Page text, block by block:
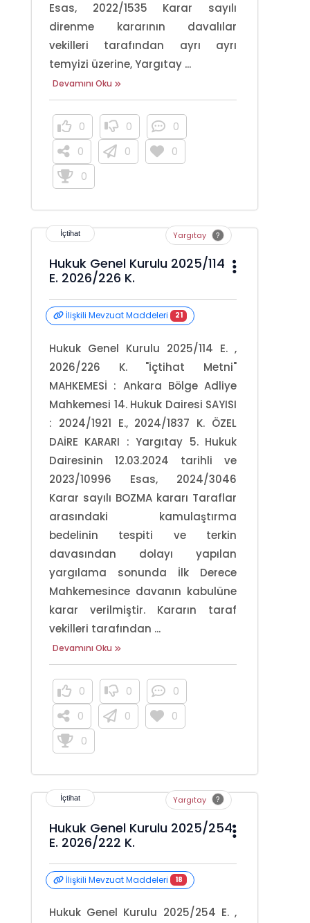
Esas, 2022/1535 Karar sayılı
direnme kararının davalılar
vekilleri tarafından ayrı ayrı
temyizi üzerine, Yargıtay ...
Devamını Oku
0 0
0
0
0
0
0
Yargıtay
Hukuk Genel Kurulu 2025/114
E. 2026/226 K.
İlişkili Mevzuat Maddeleri 21
Hukuk Genel Kurulu 2025/114 E. ,
2026/226 K. "İçtihat Metni"
MAHKEMESİ : Ankara Bölge Adliye
Mahkemesi 14. Hukuk Dairesi SAYISI
: 2024/1921 E., 2024/1837 K. ÖZEL
DAİRE KARARI : Yargıtay 5. Hukuk
Dairesinin 12.03.2024 tarihli ve
2023/10996 Esas, 2024/3046
Karar sayılı BOZMA kararı Taraflar
arasındaki kamulaştırma
bedelinin tespiti ve terkin
davasından dolayı yapılan
yargılama sonunda İlk Derece
Mahkemesince davanın kabulüne
karar verilmiştir. Kararın taraf
vekilleri tarafından ...
Devamını Oku
0 0
0
0
0
0
0
Yargıtay
Hukuk Genel Kurulu 2025/254
E. 2026/222 K.
İlişkili Mevzuat Maddeleri 18
Hukuk Genel Kurulu 2025/254 E. ,